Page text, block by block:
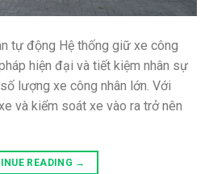
tự động Hệ thống giữ xe công
hiện đại và tiết kiệm nhân sự
lượng xe công nhân lớn. Với
và kiểm soát xe vào ra trở nên
READING →